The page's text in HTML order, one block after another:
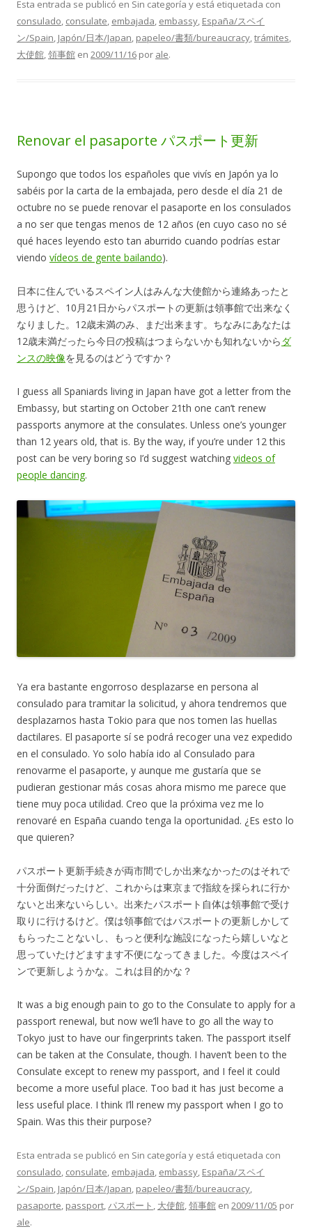
Esta entrada se publicó en Sin categoría y está etiquetada con
consulado, consulate, embajada, embassy, España/スペイ
ン/Spain, Japón/日本/Japan, papeleo/書類/bureaucracy,trámites,
大使館,領事館 en 2009/11/16 por ale.
Renovar el pasaporte パスポート更新
Supongo que todos los españoles que vivís en Japón ya lo
sabéis por la carta de la embajada, pero desde el día 21 de
octubre no se puede renovar el pasaporte en los consulados
a no ser que tengas menos de 12 años (en cuyo caso no sé
qué haces leyendo esto tan aburrido cuando podrías estar
viendo vídeos de gente bailando).
日本に住んでいるスペイン人はみんな大使館から連絡あったと
思うけど、10月21日からパスポートの更新は領事館で出来なく
なりました。12歳未満のみ、まだ出来ます。ちなみにあなたは
12歳未満だったら今日の投稿はつまらないかも知れないから ダ
ンスの映像を見るのはどうですか？
I guess all Spaniards living in Japan have got a letter from the
Embassy, but starting on October 21th one can’t renew
passports anymore at the consulates. Unless one’s younger
than 12 years old, that is. By the way, if you’re under 12 this
post can be very boring so I’d suggest watching videos of
people dancing.
Ya era bastante engorroso desplazarse en persona al
consulado para tramitar la solicitud, y ahora tendremos que
desplazarnos hasta Tokio para que nos tomen las huellas
dactilares. El pasaporte sí se podrá recoger una vez expedido
en el consulado. Yo solo había ido al Consulado para
renovarme el pasaporte, y aunque me gustaría que se
pudieran gestionar más cosas ahora mismo me parece que
tiene muy poca utilidad. Creo que la próxima vez me lo
renovaré en España cuando tenga la oportunidad. ¿Es esto lo
que quieren?
パスポート更新手続きが両市間でしか出来なかったのはそれで
十分面倒だったけど、これからは東京まで指紋を採られに行か
ないと出来ないらしい。出来たパスポート自体は領事館で受け
取りに行けるけど。僕は領事館ではパスポートの更新しかして
もらったことないし、もっと便利な施設になったら嬉しいなと
思っていたけどますます不便になってきました。今度はスペイ
ンで更新しようかな。これは目的かな？
It was a big enough pain to go to the Consulate to apply for a
passport renewal, but now we’ll have to go all the way to
Tokyo just to have our fingerprints taken. The passport itself
can be taken at the Consulate, though. I haven’t been to the
Consulate except to renew my passport, and I feel it could
become a more useful place. Too bad it has just become a
less useful place. I think I’ll renew my passport when I go to
Spain. Was this their purpose?
Esta entrada se publicó en Sin categoría y está etiquetada con
consulado, consulate, embajada, embassy, España/スペイ
ン/Spain, Japón/日本/Japan, papeleo/書類/bureaucracy,
pasaporte, passport,パスポート , 大使館,領事館 en 2009/11/05 por
ale.